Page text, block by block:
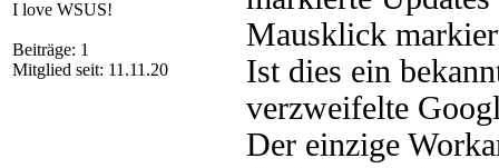
I love WSUS!
Beiträge: 1
Mitglied seit: 11.11.20
Mausklick
Ist dies ein
verzweifelte
Der einzige